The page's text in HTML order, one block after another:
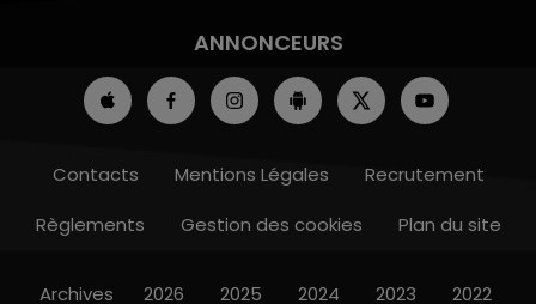
ANNONCEURS
Contacts Mentions Légales
Recrutement
Règlements
Gestion des cookies Plan du site
Archives 2026 2025 2024 2023 2022